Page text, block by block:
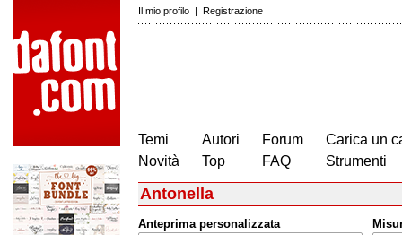
Il mio profilo | Registrazione
Temi
Novità
Autori
Top
Forum
FAQ
Carica un
Strumenti
Antonella
Anteprima personalizzata